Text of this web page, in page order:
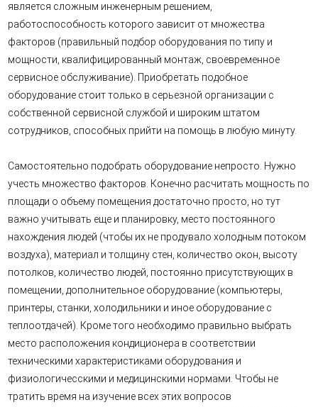
является сложным инженерным решением,
работоспособность которого зависит от множества
факторов (правильный подбор оборудования по типу и
мощности, квалифицированный монтаж, своевременное
сервисное обслуживание). Приобретать подобное
оборудование стоит только в серьезной организации с
собственной сервисной службой и широким штатом
сотрудников, способных прийти на помощь в любую минуту.
Самостоятельно подобрать оборудование непросто. Нужно
учесть множество факторов. Конечно расчитать мощность по
площади о объему помещения достаточно просто, но тут
важно учитывать еще и планировку, место постоянного
нахождения людей (чтобы их не продувало холодным потоком
воздуха), материал и толщину стен, количество окон, высоту
потолков, количество людей, постоянно присутствующих в
помещении, дополнительное оборудование (компьютеры,
принтеры, станки, холодильники и иное оборудование с
теплоотдачей). Кроме того необходимо правильно выбрать
место расположения кондиционера в соответствии
техническими характеристиками оборудования и
физиологичесскими и медицинскими нормами. Чтобы не
тратить время на изучение всех этих вопросов